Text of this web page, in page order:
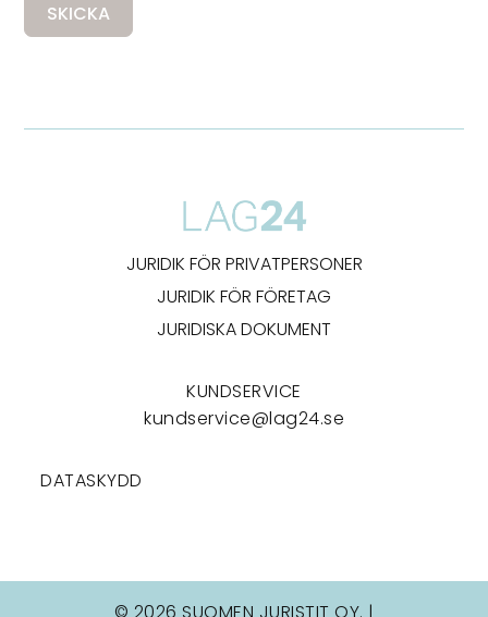
SKICKA
JURIDIK FÖR PRIVATPERSONER
JURIDIK FÖR FÖRETAG
JURIDISKA DOKUMENT
KUNDSERVICE
kundservice@lag24.se
DATASKYDD
© 2026 SUOMEN JURISTIT OY. |